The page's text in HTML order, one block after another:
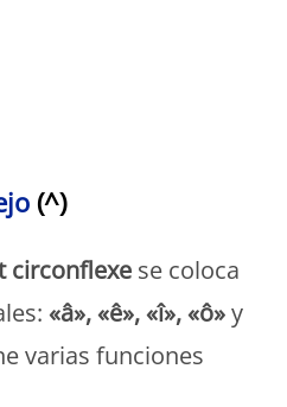
(^)
circonflexe se coloca
«â», «ê», «î», «ô»y
varias funciones